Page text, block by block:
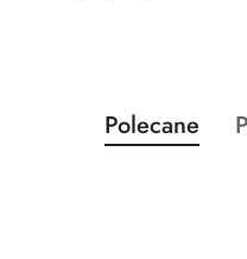
Pomiń karuzelę
Produkty
o
Polecane